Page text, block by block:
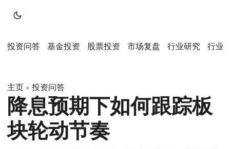
投资问答 基金投资 股票投资 市场复盘 行业研究 行业
主页 » 投资问答
降息预期下如何跟踪板
块轮动节奏